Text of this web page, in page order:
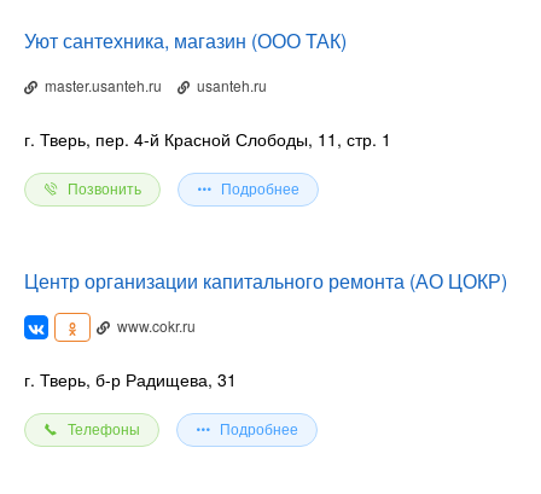
Уют сантехника, магазин (ООО ТАК)
master.usanteh.ru usanteh.ru
г. Тверь, пер. 4-й Красной Слободы, 11, стр. 1
Позвонить Подробнее
Центр организации капитального ремонта (АО ЦОКР)
www.cokr.ru
г. Тверь, б-р Радищева, 31
Телефоны Подробнее